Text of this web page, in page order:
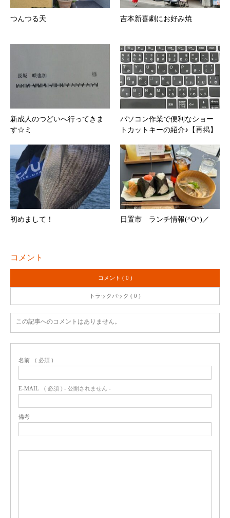
つんつる天 吉本新喜劇にお好み焼
新成人のつどいへ行ってきま
す☆ミ
パソコン作業で便利なショー
トカットキーの紹介♪【再掲】
初めまして！ 日置市 ランチ情報(^O^)／
コメント
コメント ( 0 )
トラックバック ( 0 )
この記事へのコメントはありません。
名前 ( 必須 )
E-MAIL ( 必須 ) - 公開されません -
備考